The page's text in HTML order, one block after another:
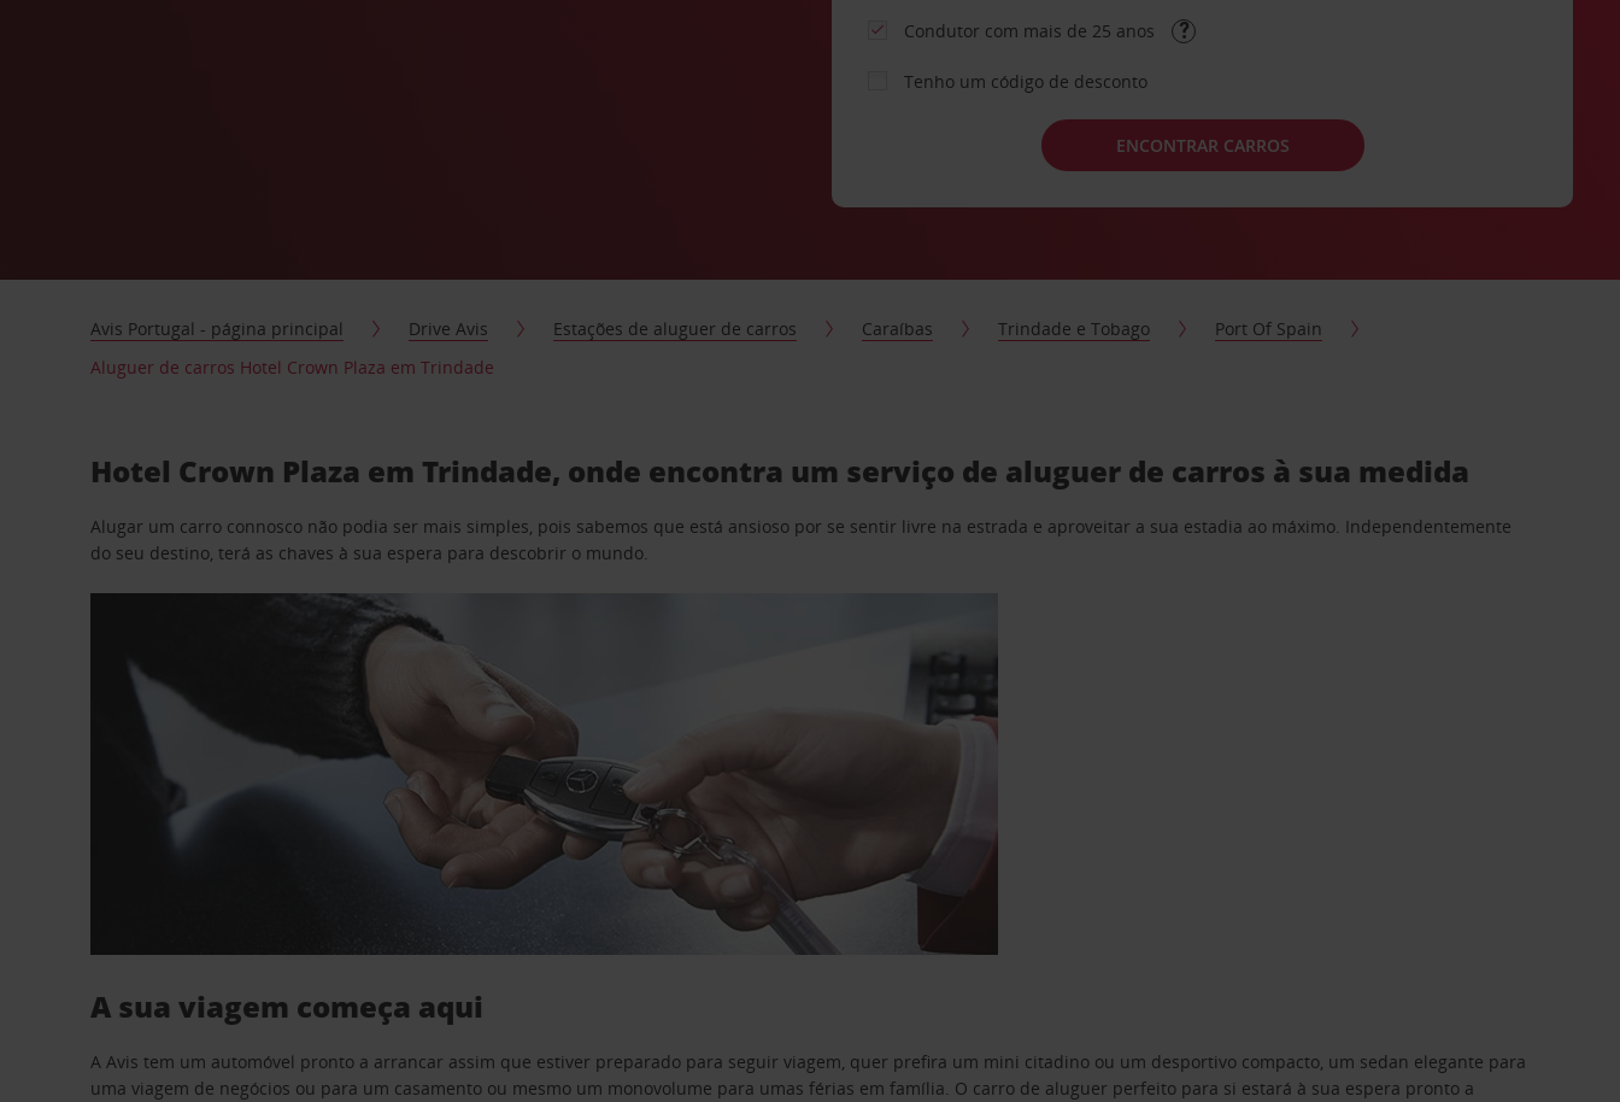
Condutor com mais de 25 anos
Tenho um código de desconto
ENCONTRAR CARROS
Avis Portugal - página principal Drive Avis Estações de aluguer de carros Caraíbas Trindade e Tobago
Port Of Spain
Aluguer de carros Hotel Crown Plaza em Trindade
Hotel Crown Plaza em Trindade, onde encontra um serviço de aluguer de carros à sua medida
Alugar um carro connosco não podia ser mais simples, pois sabemos que está ansioso por se sentir livre na estrada e aproveitar a sua estadia ao máximo. Independentemente
do seu destino, terá as chaves à sua espera para descobrir o mundo.
A sua viagem começa aqui
A Avis tem um automóvel pronto a arrancar assim que estiver preparado para seguir viagem, quer prefira um mini citadino ou um desportivo compacto, um sedan elegante para
uma viagem de negócios ou para um casamento ou mesmo um monovolume para umas férias em família. O carro de aluguer perfeito para si estará à sua espera pronto a